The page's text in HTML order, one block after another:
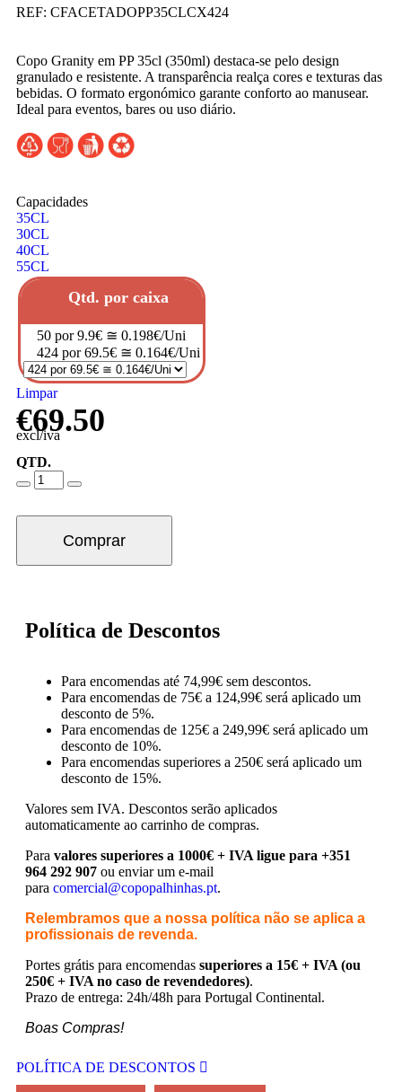
REF: CFACETADOPP35CLCX424
Copo Granity em PP 35cl (350ml) destaca-se pelo design
granulado e resistente. A transparência realça cores e texturas das
bebidas. O formato ergonómico garante conforto ao manusear.
Ideal para eventos, bares ou uso diário.
Capacidades
35CL
30CL
40CL
55CL
Qtd. por caixa
50 por 9.9€ ≅ 0.198€/Uni
424 por 69.5€ ≅ 0.164€/Uni
Limpar
€69.50
excl/iva
QTD.
Comprar
Política de Descontos
Para encomendas até 74,99€ sem descontos.
Para encomendas de 75€ a 124,99€ será aplicado um
desconto de 5%.
Para encomendas de 125€ a 249,99€ será aplicado um
desconto de 10%.
Para encomendas superiores a 250€ será aplicado um
desconto de 15%.
Valores sem IVA. Descontos serão aplicados
automaticamente ao carrinho de compras.
Para valores superiores a 1000€ + IVA ligue para +351
964 292 907 ou enviar um e-mail
para comercial@copopalhinhas.pt.
Relembramos que a nossa política não se aplica a
profissionais de revenda.
Portes grátis para encomendas superiores a 15€ + IVA (ou
250€ + IVA no caso de revendedores).
Prazo de entrega: 24h/48h para Portugal Continental.
Boas Compras!
POLÍTICA DE DESCONTOS